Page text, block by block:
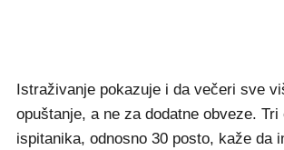
Istraživanje pokazuje i da večeri sve
opuštanje, a ne za dodatne obveze. Tri
ispitanika, odnosno 30 posto, kaže da